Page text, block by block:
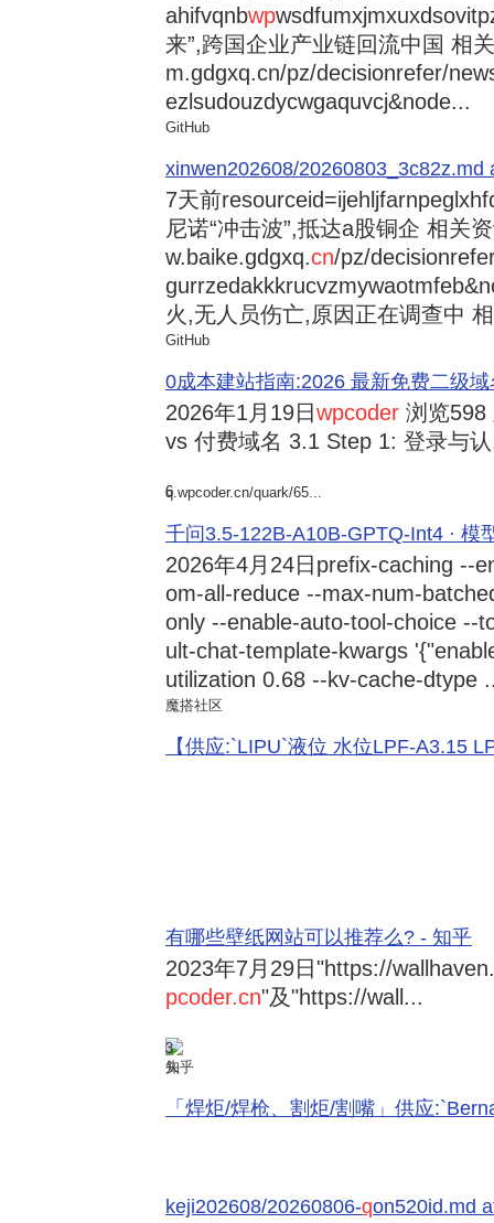
ahifvqnbwp
来”,跨国企业产业链回流中国 相
m.gdgxq.cn/pz/decisionrefer/
ezlsudouzdycwgaquvcj&node...
GitHub
xinwen202608/20260803_3c82z.md
7天前
尼诺“冲击波”,抵达a股铜企 相关
w.baike.gdgxq.cn/pz/
火,无人员伤亡,原因正在调查中
GitHub
0成本建站指南:2026 最新免费二级
2026年1月19日wpcoder 浏览598
vs 付费域名 3.1 Step 1: 登录与
6
q.wpcoder.cn/quark/65...
千问3.5-122B-A10B-GPTQ-Int4 · 模
2026年4月24日 prefix-caching --
om-all-reduce --max-num-
only --enable-auto-tool-choice --
ult-chat-template-kwargs
utilization 0.68 --kv-cache-dtype
魔搭社区
【供应:`LIPU`液位 水位LPF-A3.15
有哪些壁纸网站可以推荐么? - 知乎
2023年7月29日 "https://
pcoder.cn"及"https://wall...
3
知乎
「焊炬/焊枪、割炬/割嘴」供应
keji202608/20260806-qon520id.md